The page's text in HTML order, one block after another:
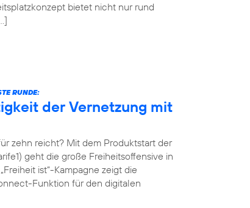
bietet nicht nur rund
RUNDE:
der Vernetzung mit
zehn reicht? Mit dem Produktstart der
geht die große Freiheitsoffensive in
ist“-Kampagne zeigt die
Funktion für den digitalen